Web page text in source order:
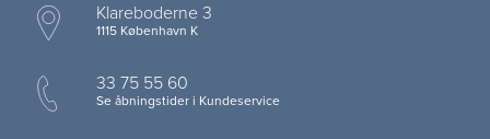
Klareboderne 3
1115 København K
33 75 55 60
Se åbningstider i Kundeservice